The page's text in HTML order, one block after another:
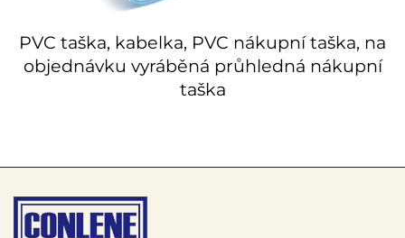
PVC taška, kabelka, PVC nákupní taška, na
objednávku vyráběná průhledná nákupní
taška